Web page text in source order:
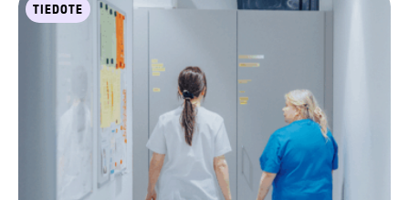
TIEDOTE